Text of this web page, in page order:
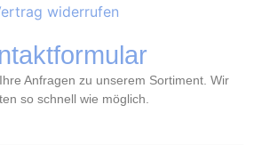
widerrufen
Anfragen zu unserem Sortiment. Wir
so schnell wie möglich.